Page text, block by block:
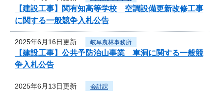
【建設工事】関有知高等学校 空調設備更新改修工事
に関する一般競争入札公告
2025年6月16日更新 岐阜農林事務所
【建設工事】公共予防治山事業 車洞に関する一般競
争入札公告
2025年6月13日更新 会計課